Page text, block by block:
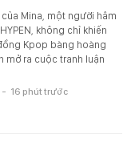
của Mina, một người hâm
không chỉ khiến
Kpop bàng hoàng
mở ra cuộc tranh luận
- 16 phút trước